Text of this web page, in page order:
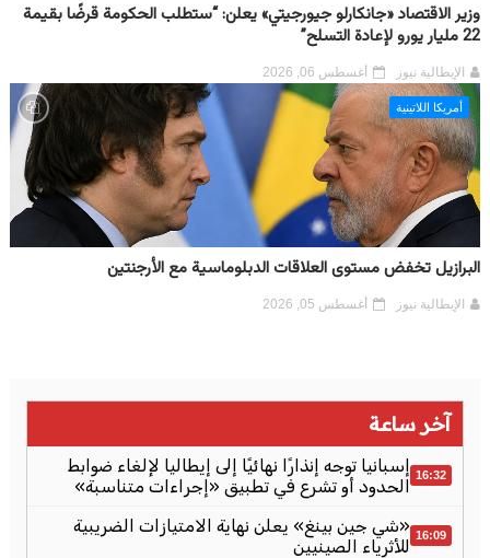
وزير الاقتصاد «جانكارلو جيورجيتي» يعلن: “ستطلب الحكومة قرضًا بقيمة
22 مليار يورو لإعادة التسلح”
الإيطالية نيوز أغسطس 06, 2026
أمريكا اللاتينية
البرازيل تخفض مستوى العلاقات الدبلوماسية مع الأرجنتين
الإيطالية نيوز أغسطس 05, 2026
آخر ساعة
16:32 إسبانيا توجه إنذارًا نهائيًا إلى إيطاليا لإلغاء ضوابط
الحدود أو تشرع في تطبيق «إجراءات متناسبة»
16:09 «شي جين بينغ» يعلن نهاية الامتيازات الضريبية
للأثرياء الصينيين